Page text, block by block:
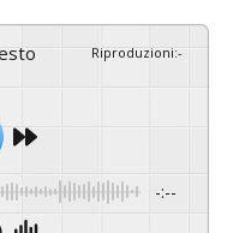
Riproduzioni:-
-:--